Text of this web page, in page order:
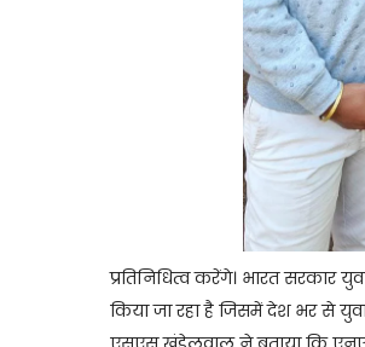
प्रतिनिधित्व करेंगे। भारत सरकार
किया जा रहा है जिसमें देश भर से